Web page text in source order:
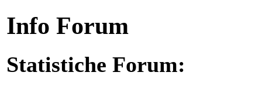
Info Forum
Statistiche Forum: